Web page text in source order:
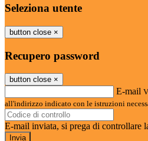
Seleziona utente
button close ×
Recupero password
button close ×
E-mail
all'indirizzo indicato con le istruzioni
E-mail inviata, si prega di controllare